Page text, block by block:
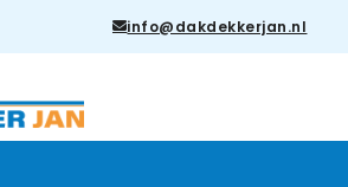
info@dakdekkerjan.nl